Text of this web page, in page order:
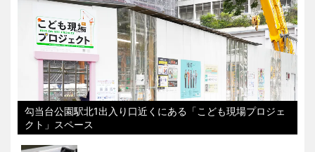
勾当台公園駅北1出入り口近くにある「こども現場プロジェ
クト」スペース